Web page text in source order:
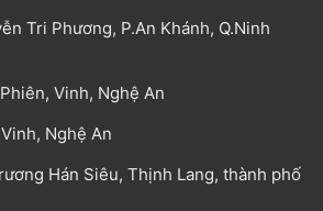
Tri Phương, P.An Khánh, Q.Ninh
Vinh, Nghệ An
Nghệ An
Hán Siêu, Thịnh Lang, thành phố